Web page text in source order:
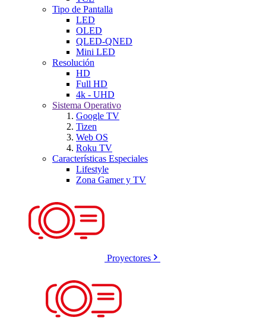
Tipo de Pantalla
LED
OLED
QLED-QNED
Mini LED
Resolución
HD
Full HD
4k - UHD
Sistema Operativo
Google TV
Tizen
Web OS
Roku TV
Características Especiales
Lifestyle
Zona Gamer y TV
Proyectores